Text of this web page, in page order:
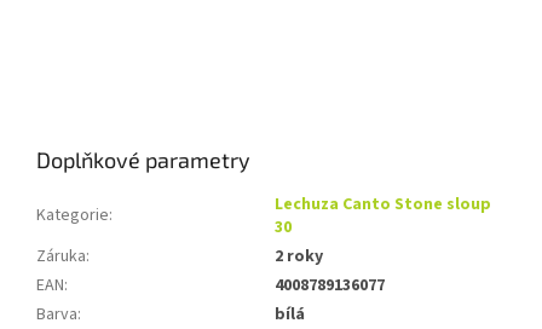
Doplňkové parametry
Kategorie:
Lechuza Canto Stone sloup
30
Záruka:
2 roky
EAN:
4008789136077
Barva:
bílá